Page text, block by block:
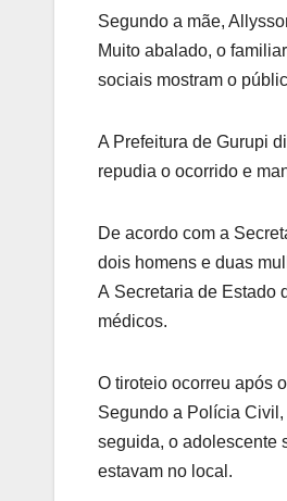
Segundo a mãe,
Muito abalado, o
sociais mostram o
A Prefeitura de Gurupi
repudia o ocorrido e
De acordo com a
dois homens e duas
A Secretaria de Estado
médicos.
O tiroteio ocorreu após
Segundo a Polícia
seguida, o adolescente
estavam no local.